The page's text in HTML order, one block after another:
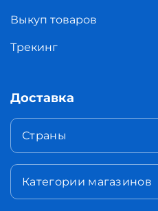
Выкуп товаров
Трекинг
Доставка
Страны
Категории магазинов